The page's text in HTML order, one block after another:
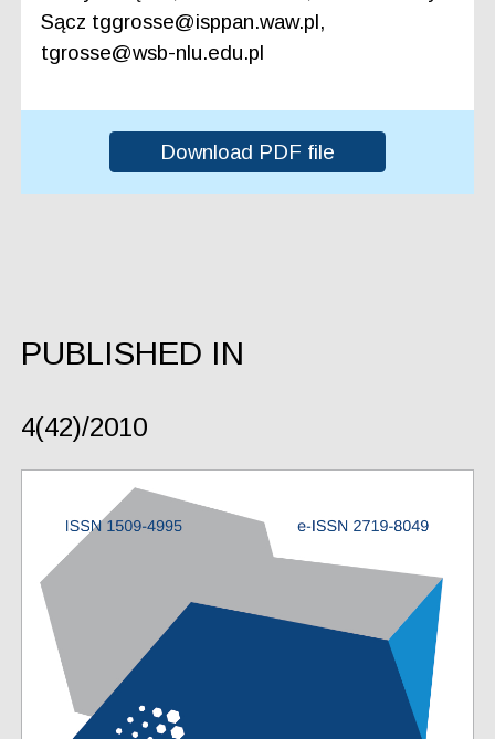
Sącz tggrosse@isppan.waw.pl,
tgrosse@wsb-nlu.edu.pl
Download PDF file
PUBLISHED IN
4(42)/2010